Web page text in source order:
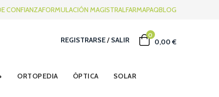
CONFIANZAFORMULACIÓN MAGISTRALFARMAPAQBLOG
REGISTRARSE/ SALIR
0
0,00 €
ORTOPEDIA ÓPTICA SOLAR